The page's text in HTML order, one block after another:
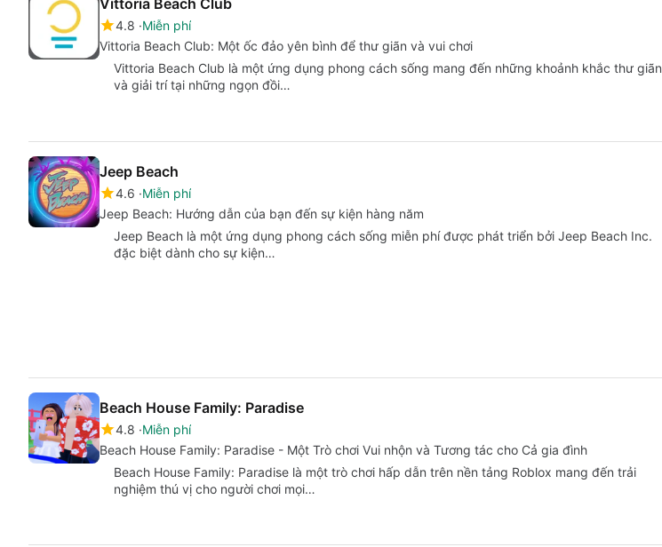
Vittoria Beach Club
4.8 Miễn phí
Vittoria Beach Club: Một ốc đảo yên bình để thư giãn và vui chơi
Vittoria Beach Club là một ứng dụng phong cách sống mang đến những khoảnh khắc thư giãn
và giải trí tại những ngọn đồi…
Jeep Beach
4.6 Miễn phí
Jeep Beach: Hướng dẫn của bạn đến sự kiện hàng năm
Jeep Beach là một ứng dụng phong cách sống miễn phí được phát triển bởi Jeep Beach Inc.
đặc biệt dành cho sự kiện…
Beach House Family: Paradise
4.8 Miễn phí
Beach House Family: Paradise - Một Trò chơi Vui nhộn và Tương tác cho Cả gia đình
Beach House Family: Paradise là một trò chơi hấp dẫn trên nền tảng Roblox mang đến trải
nghiệm thú vị cho người chơi mọi…